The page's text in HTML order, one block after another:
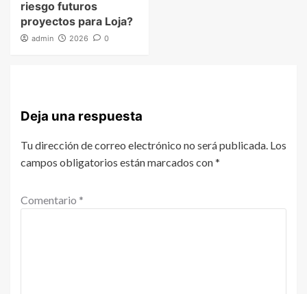
riesgo futuros
proyectos para Loja?
admin 2026 0
Deja una respuesta
Tu dirección de correo electrónico no será publicada. Los
campos obligatorios están marcados con*
Comentario *